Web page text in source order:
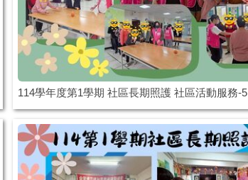
114學年度第1學期 社區長期照護 社區活動服務-5